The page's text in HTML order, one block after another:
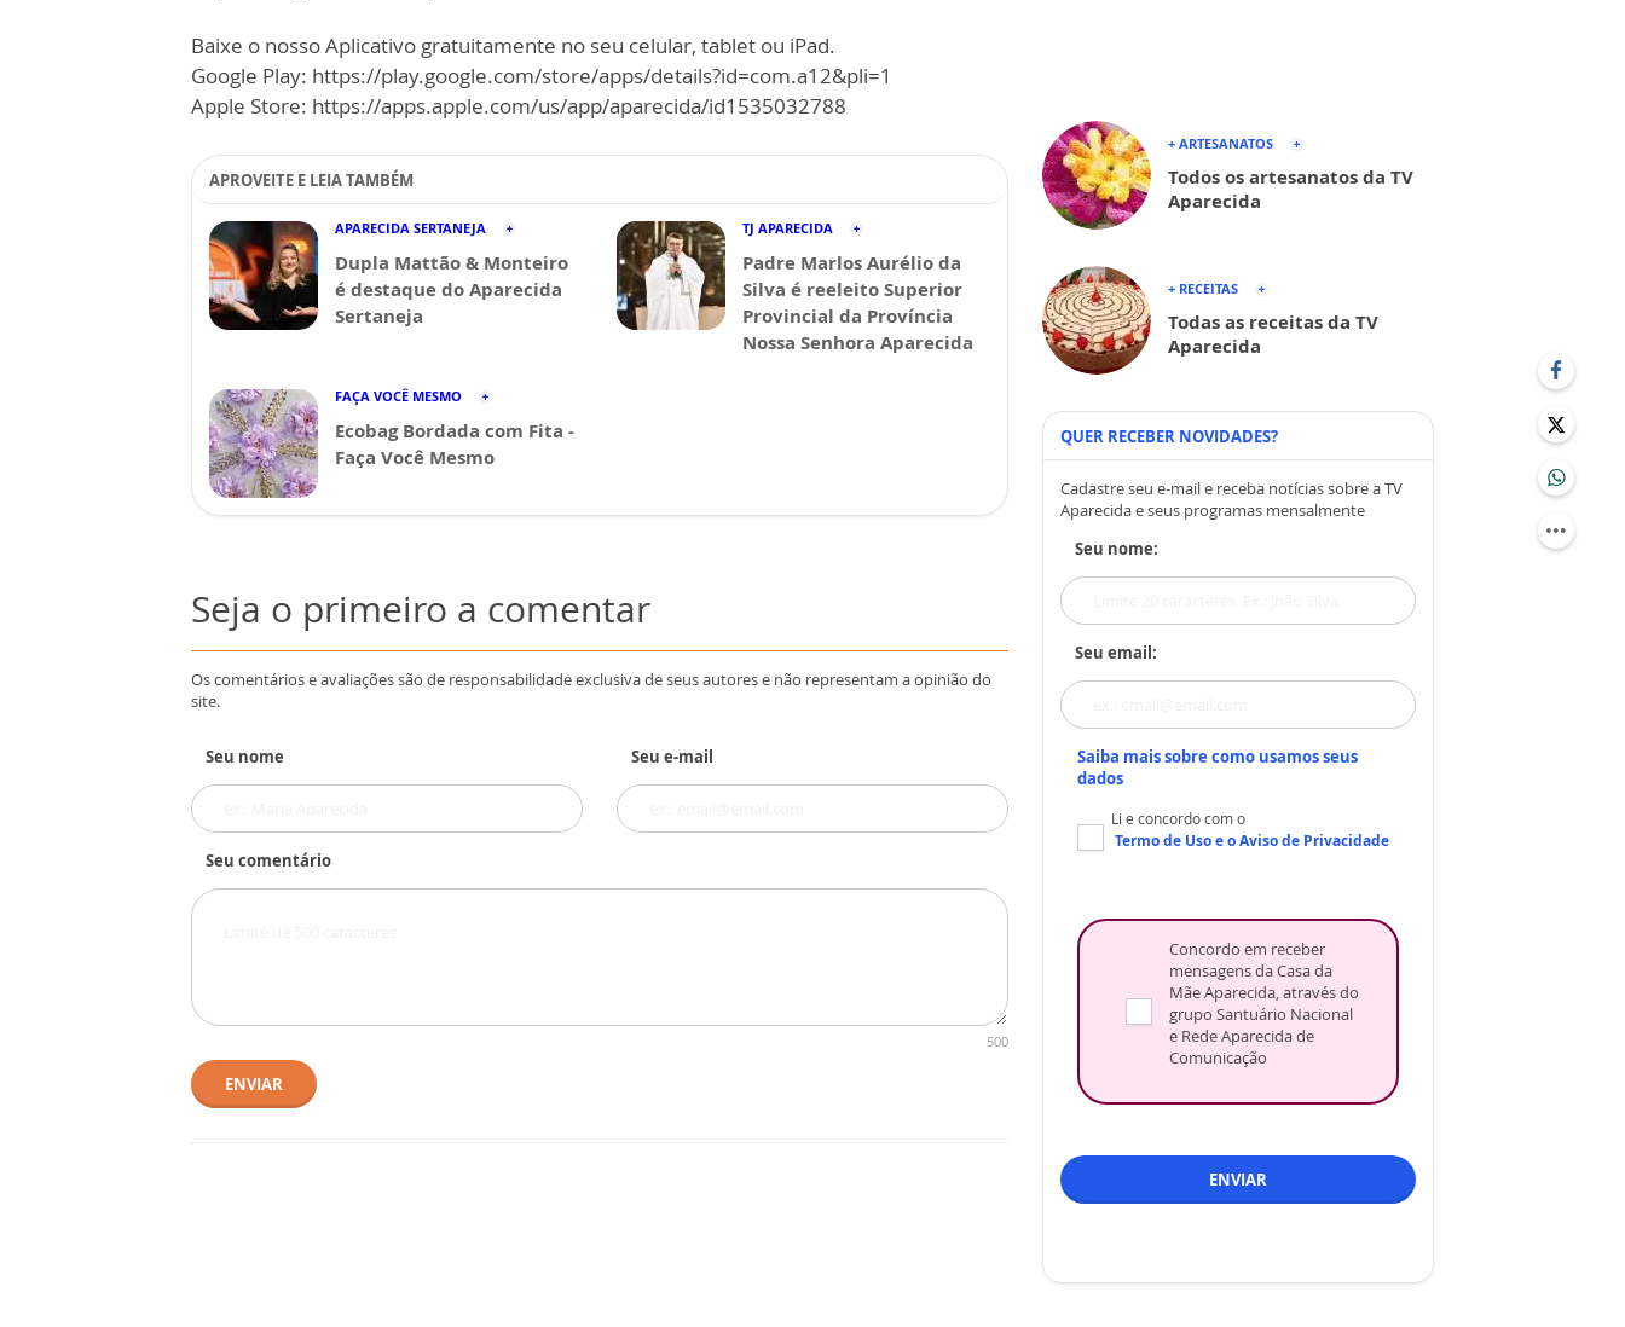
Baixe o nosso Aplicativo gratuitamente no seu celular, tablet ou iPad.
Google Play: https://play.google.com/store/apps/details?id=com.a12&pli=1
Apple Store: https://apps.apple.com/us/app/aparecida/id1535032788
APROVEITE E LEIA TAMBÉM
APARECIDA SERTANEJA
Dupla Mattão & Monteiro
é destaque do Aparecida
Sertaneja
TJ APARECIDA
Padre Marlos Aurélio da
Silva é reeleito Superior
Provincial da Província
Nossa Senhora Aparecida
FAÇA VOCÊ MESMO
Ecobag Bordada com Fita -
Faça Você Mesmo
Seja o primeiro a comentar
Os comentários e avaliações são de responsabilidade exclusiva de seus autores e não representam a opinião do
site.
Seu nome Seu e-mail
Seu comentário
500
ENVIAR
+ ARTESANATOS
Todos os artesanatos da TV
Aparecida
+ RECEITAS
Todas as receitas da TV
Aparecida
QUER RECEBER NOVIDADES?
Cadastre seu e-mail e receba notícias sobre a TV
Aparecida e seus programas mensalmente
Seu nome:
Seu email:
Saiba mais sobre como usamos seus
dados
Li e concordo com o
Termo de Usoe oAviso de Privacidade
Concordo em receber
mensagens da Casa da
Mãe Aparecida, através do
grupo Santuário Nacional
e Rede Aparecida de
Comunicação
ENVIAR